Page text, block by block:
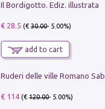
Il Bordigotto. Ediz. illustrata
€ 28.5 (€30.00- 5.00%)
add to cart
€ 114(€120.00- 5.00%)